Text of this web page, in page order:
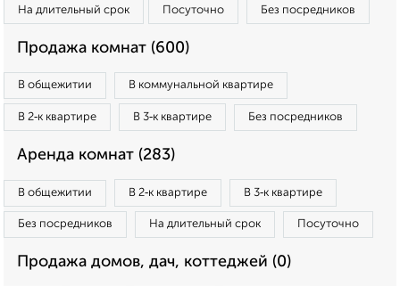
На длительный срок Посуточно Без посредников
Продажа комнат (600)
В общежитии В коммунальной квартире
В 2‑к квартире В 3‑к квартире Без посредников
Аренда комнат (283)
В общежитии В 2‑к квартире В 3‑к квартире
Без посредников На длительный срок Посуточно
Продажа домов, дач, коттеджей (0)